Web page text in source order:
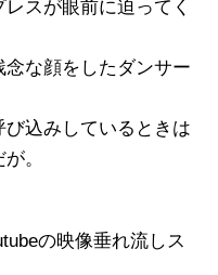
スが眼前に迫ってく
な顔をしたダンサー
込みしているときは
。
の映像垂れ流しス